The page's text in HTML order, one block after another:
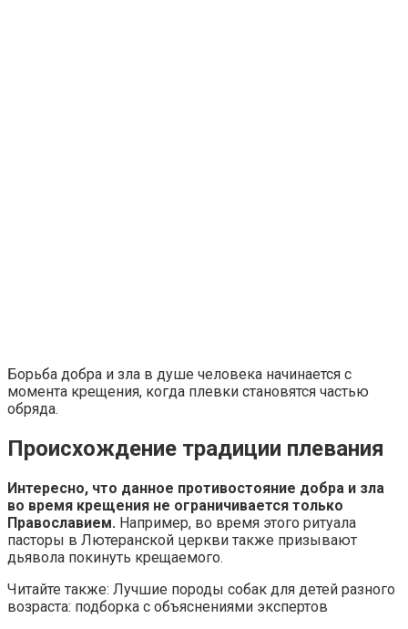
Борьба добра и зла в душе человека начинается с
момента крещения, когда плевки становятся частью
обряда.
Происхождение традиции плевания
Интересно, что данное противостояние добра и зла
во время крещения не ограничивается только
Православием. Например, во время этого ритуала
пасторы в Лютеранской церкви также призывают
дьявола покинуть крещаемого.
Читайте также: Лучшие породы собак для детей разного
возраста: подборка с объяснениями экспертов